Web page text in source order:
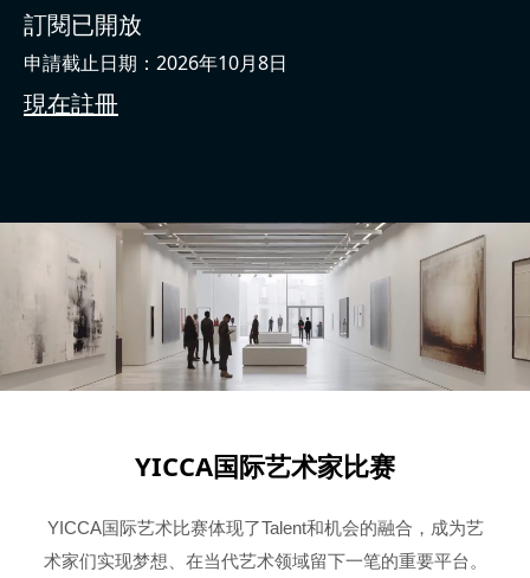
訂閱已開放
申請截止日期：2026年10月8日
現在註冊
YICCA国际艺术家比赛
YICCA国际艺术比赛体现了Talent和机会的融合，成为艺
术家们实现梦想、在当代艺术领域留下一笔的重要平台。